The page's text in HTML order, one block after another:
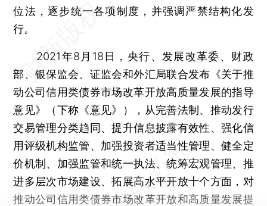
位法，逐步统一各项制度，并强调严禁结构化发
行。
2021年8月18日，央行、发展改革委、财政
部、银保监会、证监会和外汇局联合发布《关于推
动公司信用类债券市场改革开放高质量发展的指导
意见》（下称《意见》），从完善法制、推动发行
交易管理分类趋同、提升信息披露有效性、强化信
用评级机构监管、加强投资者适当性管理、健全定
价机制、加强监管和统一执法、统筹宏观管理、推
进多层次市场建设、拓展高水平开放十个方面，对
推动公司信用类债券市场改革开放和高质量发展提